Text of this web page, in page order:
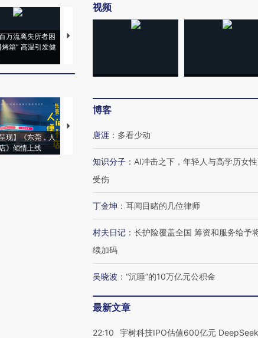
万流离失所者困
烤箱” 高温引发健
视线｜HYROX的吸金
呈现】《东莞，人
》倾情上线
【推广】走进第四届链博
会，让数智科技“链”接产
有意思的生活方式·第三对
视频
博客
唐涯 ： 多看少动
知识分子 ： AI冲击之下，年轻人与高学历女
受伤
丁金坤 ： 耳闻目睹的几位律师
村夫日记 ： 长护险覆盖全国 筹资和服务给予
续加码
吴晓波 ： “沉睡”的10万亿元公积金
最新文章
22:10
宇树科技IPO估值600亿元